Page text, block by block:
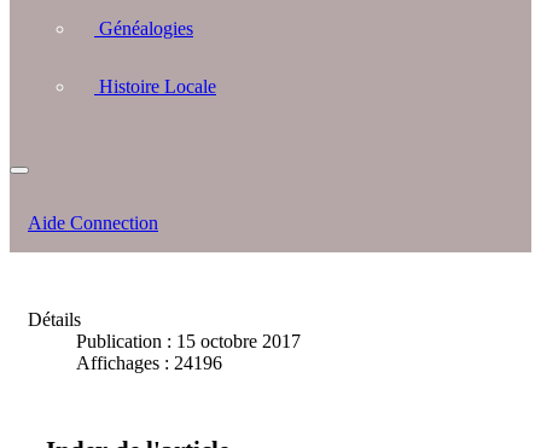
Généalogies
Histoire Locale
Aide Connection
Détails
Publication : 15 octobre 2017
Affichages : 24196